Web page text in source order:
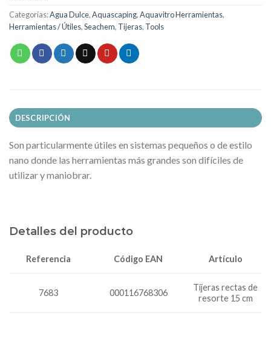
Categorías:Agua Dulce,Aquascaping,Aquavitro Herramientas,
Herramientas / Útiles,Seachem, Tijeras, Tools
DESCRIPCIÓN
Son particularmente útiles en sistemas pequeños o de estilo
nano donde las herramientas más grandes son difíciles de
utilizar y maniobrar.
Detalles del producto
Referencia Código EAN Artículo
7683 000116768306
Tijeras rectas de
resorte 15 cm